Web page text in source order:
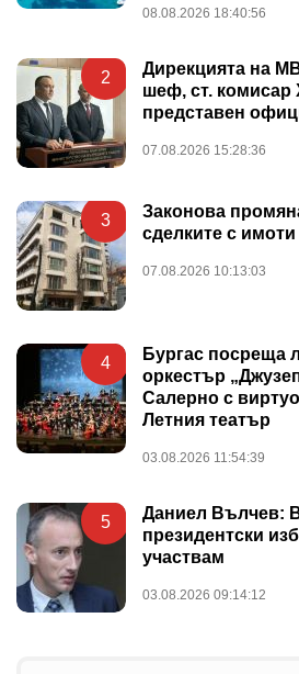
08.08.2026 18:40:56
2
Дирекцията на
шеф, ст. комисар
представен
07.08.2026 15:28:36
3
Законова
сделките с имоти
07.08.2026 10:13:03
4
Бургас посреща
оркестър
Салерно с
Летния театър
03.08.2026 11:54:39
5
Даниел Вълчев:
президентски
участвам
03.08.2026 09:14:12